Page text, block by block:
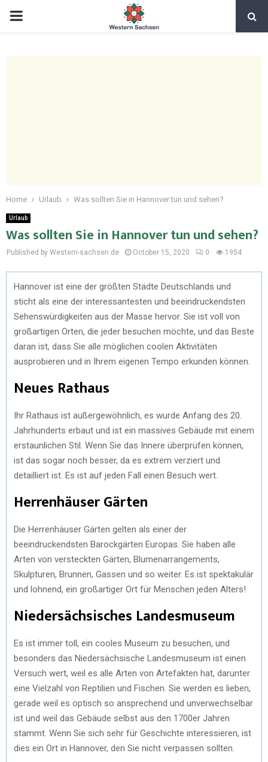
Home Urlaub Was sollten Sie in Hannover tun und sehen?
Urlaub
Was sollten Sie in Hannover tun und sehen?
Published by Western-sachsen.de October 15, 2020 0 1954
Hannover ist eine der größten Städte Deutschlands und
sticht als eine der interessantesten und beeindruckendsten
Sehenswürdigkeiten aus der Masse hervor. Sie ist voll von
großartigen Orten, die jeder besuchen möchte, und das Beste
daran ist, dass Sie alle möglichen coolen Aktivitäten
ausprobieren und in Ihrem eigenen Tempo erkunden können.
Neues Rathaus
Ihr Rathaus ist außergewöhnlich, es wurde Anfang des 20.
Jahrhunderts erbaut und ist ein massives Gebäude mit einem
erstaunlichen Stil. Wenn Sie das Innere überprüfen können,
ist das sogar noch besser, da es extrem verziert und
detailliert ist. Es ist auf jeden Fall einen Besuch wert.
Herrenhäuser Gärten
Die Herrenhäuser Gärten gelten als einer der
beeindruckendsten Barockgärten Europas. Sie haben alle
Arten von versteckten Gärten, Blumenarrangements,
Skulpturen, Brunnen, Gassen und so weiter. Es ist spektakulär
und lohnend, ein großartiger Ort für Menschen jeden Alters!
Niedersächsisches Landesmuseum
Es ist immer toll, ein cooles Museum zu besuchen, und
besonders das Niedersächsische Landesmuseum ist einen
Versuch wert, weil es alle Arten von Artefakten hat, darunter
eine Vielzahl von Reptilien und Fischen. Sie werden es lieben,
gerade weil es optisch so ansprechend und unverwechselbar
ist und weil das Gebäude selbst aus den 1700er Jahren
stammt. Wenn Sie sich sehr für Geschichte interessieren, ist
dies ein Ort in Hannover, den Sie nicht verpassen sollten.